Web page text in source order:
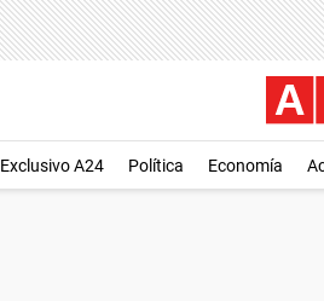
Exclusivo A24 Política Economía